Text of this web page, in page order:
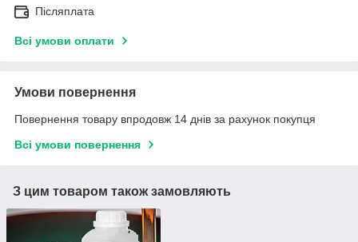
Післяплата
Всі умови оплати
Умови повернення
Повернення товару впродовж 14 днів за рахунок покупця
Всі умови повернення
З цим товаром також замовляють